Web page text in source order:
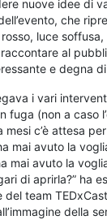
nuove idee di
che
luce
al
e degna
i vari
fuga (non a caso
c’è attesa
mai avuto la
mai avuto la
di aprirla?” ha
team
della